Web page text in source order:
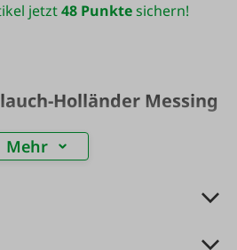
jetzt48 Punktesichern!
Holländer Messing
Mehr